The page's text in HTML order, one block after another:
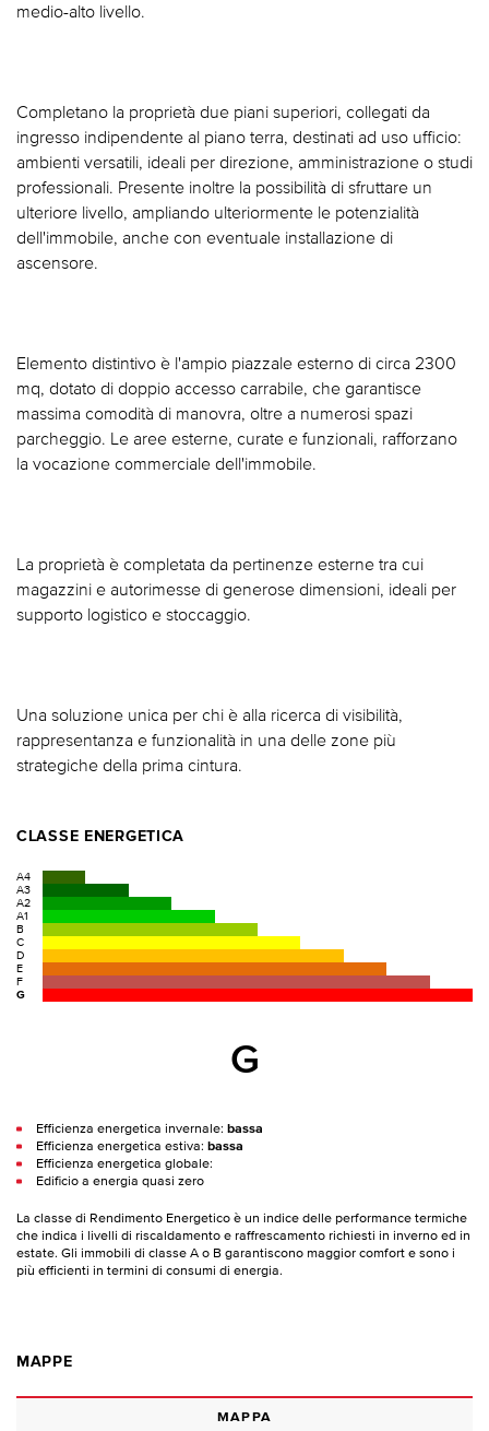
medio-alto livello.
Completano la proprietà due piani superiori, collegati da
ingresso indipendente al piano terra, destinati ad uso ufficio:
ambienti versatili, ideali per direzione, amministrazione o studi
professionali. Presente inoltre la possibilità di sfruttare un
ulteriore livello, ampliando ulteriormente le potenzialità
dell'immobile, anche con eventuale installazione di
ascensore.
Elemento distintivo è l'ampio piazzale esterno di circa 2300
mq, dotato di doppio accesso carrabile, che garantisce
massima comodità di manovra, oltre a numerosi spazi
parcheggio. Le aree esterne, curate e funzionali, rafforzano
la vocazione commerciale dell'immobile.
La proprietà è completata da pertinenze esterne tra cui
magazzini e autorimesse di generose dimensioni, ideali per
supporto logistico e stoccaggio.
Una soluzione unica per chi è alla ricerca di visibilità,
rappresentanza e funzionalità in una delle zone più
strategiche della prima cintura.
CLASSE ENERGETICA
A4
A3
A2
A1
B
C
D
E
F
G
G
Efficienza energetica invernale: bassa
Efficienza energetica estiva: bassa
Efficienza energetica globale:
Edificio a energia quasi zero
La classe di Rendimento Energetico è un indice delle performance termiche
che indica i livelli di riscaldamento e raffrescamento richiesti in inverno ed in
estate. Gli immobili di classe A o B garantiscono maggior comfort e sono i
più efficienti in termini di consumi di energia.
MAPPE
MAPPA